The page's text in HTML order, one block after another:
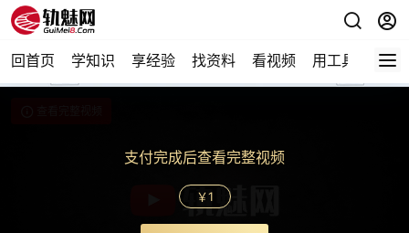
回首页 学知识 享经验 找资料 看视频 用工具 论技
支付完成后查看完整视频
￥1